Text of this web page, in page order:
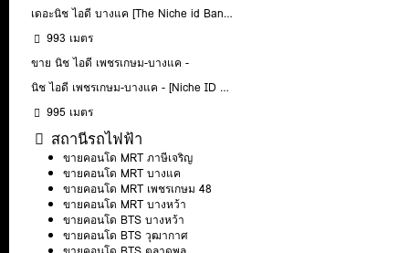
เดอะนิช ไอดี บางแค [The Niche id BangKhae]
993 เมตร
ขาย นิช ไอดี เพชรเกษม-บางแค -
นิช ไอดี เพชรเกษม-บางแค - [Niche ID Phetkasem-Bangkae]
995 เมตร
สถานีรถไฟฟ้า
ขายคอนโด MRT ภาษีเจริญ
ขายคอนโด MRT บางแค
ขายคอนโด MRT เพชรเกษม 48
ขายคอนโด MRT บางหว้า
ขายคอนโด BTS บางหว้า
ขายคอนโด BTS วุฒากาศ